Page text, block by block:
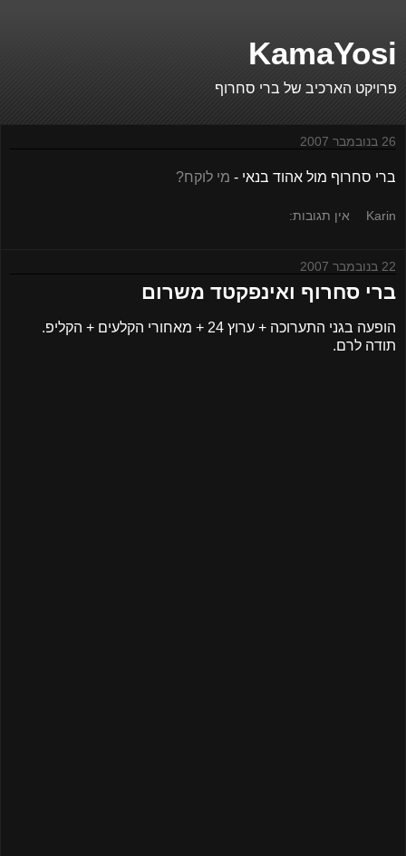
KamaYosi
פרויקט הארכיב של ברי סחרוף
26 בנובמבר 2007
ברי סחרוף מול אהוד בנאי - מי לוקח?
Karin אין תגובות:
22 בנובמבר 2007
ברי סחרוף ואינפקטד משרום
הופעה בגני התערוכה + ערוץ 24 + מאחורי הקלעים + הקליפ.
תודה לרם.